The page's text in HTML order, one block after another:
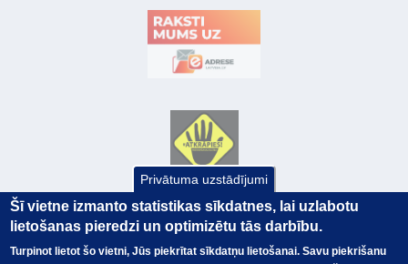
Privātuma uzstādījumi
Šī vietne izmanto statistikas sīkdatnes, lai uzlabotu
lietošanas pieredzi un optimizētu tās darbību.
Turpinot lietot šo vietni, Jūs piekrītat sīkdatņu lietošanai. Savu piekrišanu